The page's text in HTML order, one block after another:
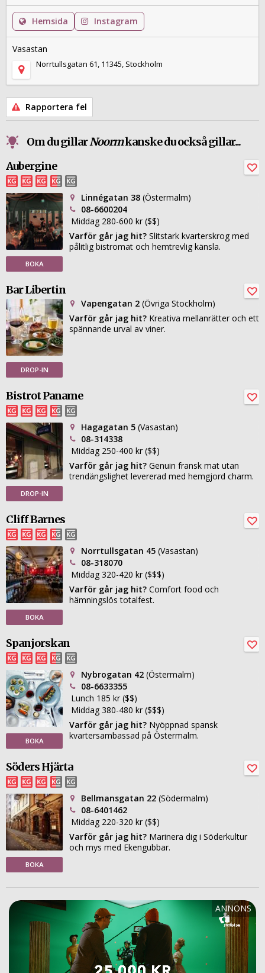
Hemsida Instagram
Vasastan
Norrtullsgatan 61, 11345, Stockholm
Rapportera fel
Om du gillarNoormkanske du också gillar...
Aubergine
BOKA
Linnégatan 38 (Östermalm)
08-6600204
Middag 280-600 kr ($$)
Varför går jag hit? Slitstark kvarterskrog med
pålitlig bistromat och hemtrevlig känsla.
Bar Libertin
DROP-IN
Vapengatan 2 (Övriga Stockholm)
Varför går jag hit? Kreativa mellanrätter och ett
spännande urval av viner.
Bistrot Paname
DROP-IN
Hagagatan 5 (Vasastan)
08-314338
Middag 250-400 kr ($$)
Varför går jag hit? Genuin fransk mat utan
trendängslighet levererad med hemgjord charm.
Cliff Barnes
BOKA
Norrtullsgatan 45 (Vasastan)
08-318070
Middag 320-420 kr ($$$)
Varför går jag hit? Comfort food och
hämningslös totalfest.
Spanjorskan
BOKA
Nybrogatan 42 (Östermalm)
08-6633355
Lunch 185 kr ($$)
Middag 380-480 kr ($$$)
Varför går jag hit? Nyöppnad spansk
kvartersambassad på Östermalm.
Söders Hjärta
BOKA
Bellmansgatan 22 (Södermalm)
08-6401462
Middag 220-320 kr ($$)
Varför går jag hit? Marinera dig i Söderkultur
och mys med Ekengubbar.